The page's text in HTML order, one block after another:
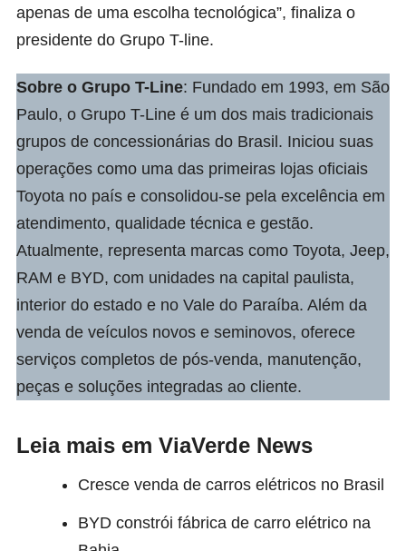
apenas de uma escolha tecnológica”, finaliza o
presidente do Grupo T-line.
Sobre o Grupo T-Line: Fundado em 1993, em São
Paulo, o Grupo T-Line é um dos mais tradicionais
grupos de concessionárias do Brasil. Iniciou suas
operações como uma das primeiras lojas oficiais
Toyota no país e consolidou-se pela excelência em
atendimento, qualidade técnica e gestão.
Atualmente, representa marcas como Toyota, Jeep,
RAM e BYD, com unidades na capital paulista,
interior do estado e no Vale do Paraíba. Além da
venda de veículos novos e seminovos, oferece
serviços completos de pós-venda, manutenção,
peças e soluções integradas ao cliente.
Leia mais em ViaVerde News
Cresce venda de carros elétricos no Brasil
BYD constrói fábrica de carro elétrico na